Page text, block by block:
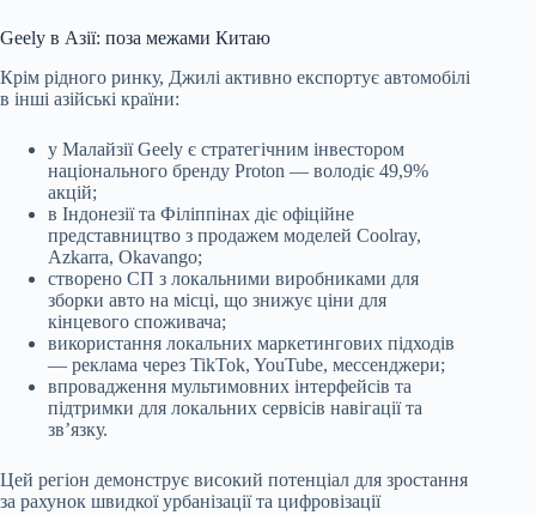
Geely в Азії: поза межами Китаю
Крім рідного ринку, Джилі активно експортує автомобілі
в інші азійські країни:
у Малайзії Geely є стратегічним інвестором
національного бренду Proton — володіє 49,9%
акцій;
в Індонезії та Філіппінах діє офіційне
представництво з продажем моделей Coolray,
Azkarra, Okavango;
створено СП з локальними виробниками для
зборки авто на місці, що знижує ціни для
кінцевого споживача;
використання локальних маркетингових підходів
— реклама через TikTok, YouTube, мессенджери;
впровадження мультимовних інтерфейсів та
підтримки для локальних сервісів навігації та
зв’язку.
Цей регіон демонструє високий потенціал для зростання
за рахунок швидкої урбанізації та цифровізації